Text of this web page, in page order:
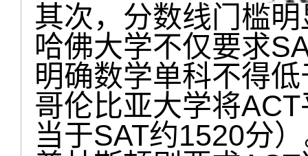
其次，分数线门槛
哈佛大学不仅要求
明确数学单科不得
哥伦比亚大学将
当于SAT约1520分